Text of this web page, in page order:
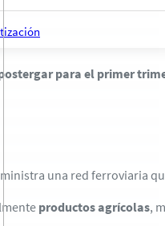
para el primer
una red ferroviaria
productos agrícolas,